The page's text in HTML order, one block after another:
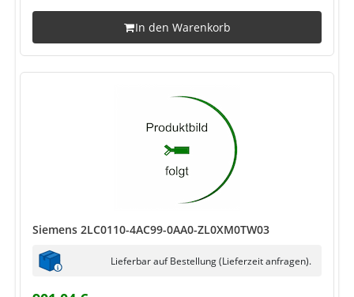
In den Warenkorb
Siemens 2LC0110-4AC99-0AA0-ZL0XM0TW03
Lieferbar auf Bestellung (Lieferzeit anfragen).